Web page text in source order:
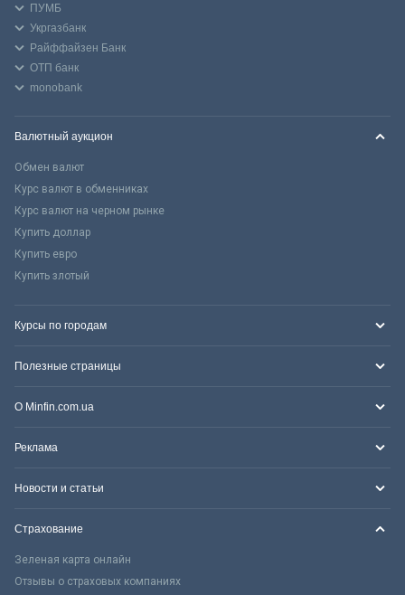
ПУМБ
Укргазбанк
Райффайзен Банк
ОТП банк
monobank
Валютный аукцион
Обмен валют
Курс валют в обменниках
Курс валют на черном рынке
Купить доллар
Купить евро
Купить злотый
Курсы по городам
Полезные страницы
О Minfin.com.ua
Реклама
Новости и статьи
Страхование
Зеленая карта онлайн
Отзывы о страховых компаниях